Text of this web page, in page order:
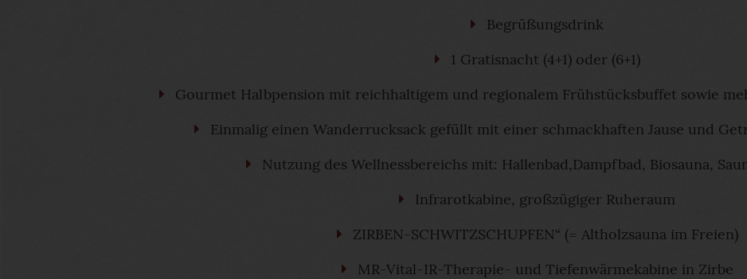
Begrüßungsdrink
1 Gratisnacht (4+1) oder (6+1)
Gourmet Halbpension mit reichhaltigem und regionalem Frühstücksbuffet sowie
Einmalig einen Wanderrucksack gefüllt mit einer schmackhaften Jause und
Nutzung des Wellnessbereichs mit: Hallenbad,Dampfbad, Biosauna,
Infrarotkabine, großzügiger Ruheraum
ZIRBEN-SCHWITZSCHUPFEN“ (= Altholzsauna im Freien)
MR-Vital-IR-Therapie- und Tiefenwärmekabine in Zirbe